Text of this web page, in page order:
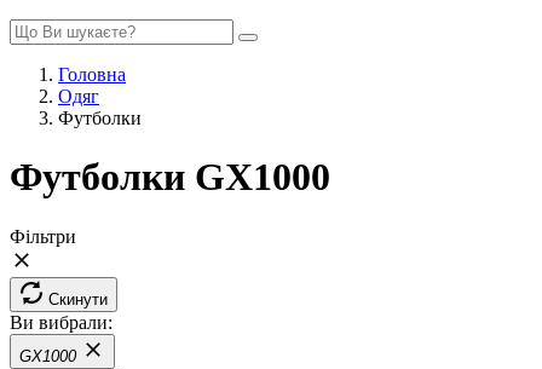
Головна
Одяг
Футболки
Футболки GX1000
Фільтри
Скинути
Ви вибрали:
GX1000